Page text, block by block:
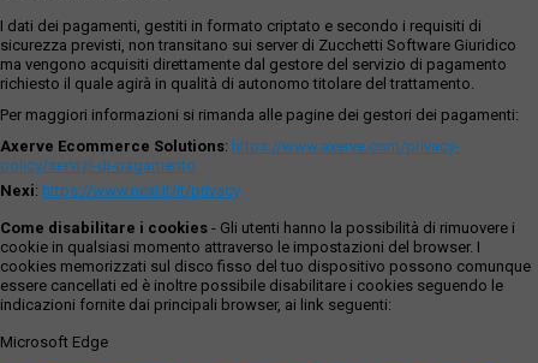
I dati dei pagamenti, gestiti in formato criptato e secondo i requisiti di
sicurezza previsti, non transitano sui server di Zucchetti Software Giuridico
ma vengono acquisiti direttamente dal gestore del servizio di pagamento
richiesto il quale agirà in qualità di autonomo titolare del trattamento.
Per maggiori informazioni si rimanda alle pagine dei gestori dei pagamenti:
Axerve Ecommerce Solutions: https://www.axerve.com/privacy-
policy/servizi-di-pagamento
Nexi: https://www.nexi.it/it/privacy
Come disabilitare i cookies - Gli utenti hanno la possibilità di rimuovere i
cookie in qualsiasi momento attraverso le impostazioni del browser. I
cookies memorizzati sul disco fisso del tuo dispositivo possono comunque
essere cancellati ed è inoltre possibile disabilitare i cookies seguendo le
indicazioni fornite dai principali browser, ai link seguenti:
Microsoft Edge